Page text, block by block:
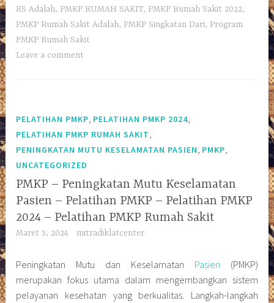
RS Adalah, PMKP RUMAH SAKIT, PMKP Rumah Sakit 2022,
PMKP Rumah Sakit Adalah, PMKP Singkatan Dari, Program
PMKP Rumah Sakit
Leave a comment
PELATIHAN PMKP, PELATIHAN PMKP 2024,
PELATIHAN PMKP RUMAH SAKIT,
PENINGKATAN MUTU KESELAMATAN PASIEN, PMKP,
UNCATEGORIZED
PMKP – Peningkatan Mutu Keselamatan
Pasien – Pelatihan PMKP – Pelatihan PMKP
2024 – Pelatihan PMKP Rumah Sakit
Maret 5, 2024 mitradiklatcenter
Peningkatan Mutu dan Keselamatan Pasien (PMKP)
merupakan fokus utama dalam mengembangkan sistem
pelayanan kesehatan yang berkualitas. Langkah-langkah